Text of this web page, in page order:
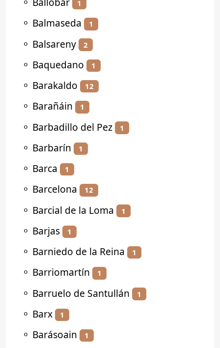
1
⚬ Balmaseda 1
⚬ Balsareny 2
⚬ Baquedano 1
⚬ Barakaldo 12
⚬ Barañáin 1
⚬ Barbadillo del Pez 1
⚬ Barbarín 1
⚬ Barca 1
⚬ Barcelona 12
⚬ Barcial de la Loma 1
⚬ Barjas 1
⚬ Barniedo de la Reina 1
⚬ Barriomartín 1
⚬ Barruelo de Santullán 1
⚬ Barx 1
⚬ Barásoain 1